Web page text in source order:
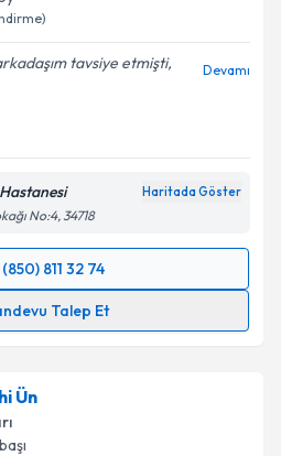
tavsiye etmişti,
Devamı
Haritada Göster
No:4, 34718
811 32 74
Talep Et
Talebi
e-posta ile bilgilendireceğiz.
Ün